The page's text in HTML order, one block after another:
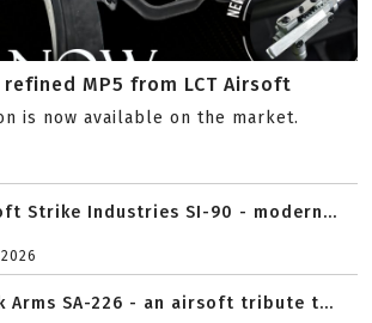
refined MP5 from LCT Airsoft
is now available on the market.
Strike Industries SI-90 - modern...
Arms SA-226 - an airsoft tribute t...